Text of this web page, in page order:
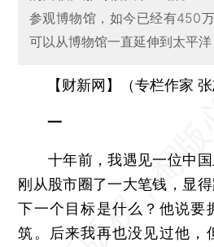
参观博物馆，如今已经有450
可以从博物馆一直延伸到太平洋
【财新网】（专栏作家 张
一
十年前，我遇见一位中国
刚从股市圈了一大笔钱，显
下一个目标是什么？他说要
筑。后来我再也没见过他，